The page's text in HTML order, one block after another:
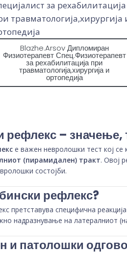
за рехабилитација
травматологија,хирургија
Blazhe.Arsov Дипломиран
Физиотерапевт Спец.Физиотерапевт
за рехабилитација при
травматологија,хирургија и
ортопедија
рефлекс –
е важен невролошки тест кој се
(пирамидален) тракт. Овој
состојби.
рефлекс?
претставува специфична
надразнување на латералниот
и патолошки